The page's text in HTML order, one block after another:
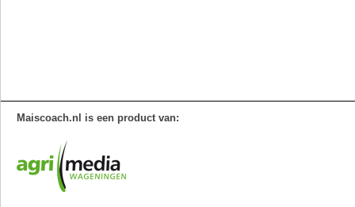
Maiscoach.nl is een product van: